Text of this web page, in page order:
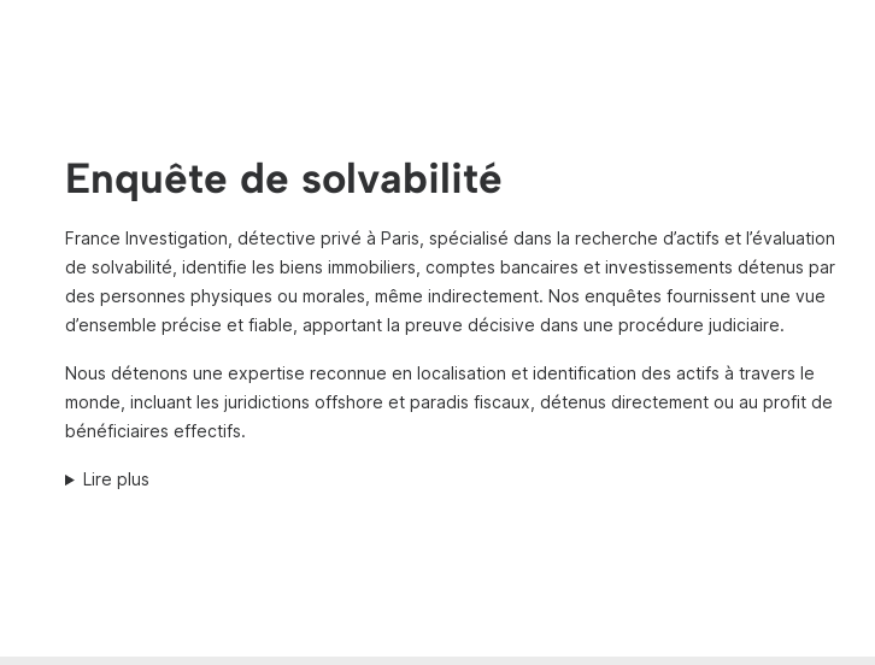
Enquête de solvabilité
France Investigation, détective privé à Paris, spécialisé dans la recherche d’actifs et l’évaluation
de solvabilité, identifie les biens immobiliers, comptes bancaires et investissements détenus par
des personnes physiques ou morales, même indirectement. Nos enquêtes fournissent une vue
d’ensemble précise et fiable, apportant la preuve décisive dans une procédure judiciaire.
Nous détenons une expertise reconnue en localisation et identification des actifs à travers le
monde, incluant les juridictions offshore et paradis fiscaux, détenus directement ou au profit de
bénéficiaires effectifs.
Lire plus